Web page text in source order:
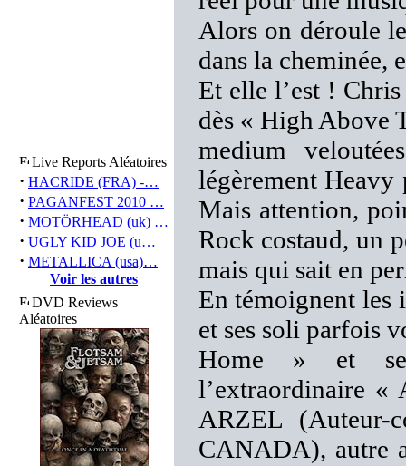
Live Reports Aléatoires
· HACRIDE (FRA) -…
· PAGANFEST 2010 …
· MOTÖRHEAD (uk) …
· UGLY KID JOE (u…
· METALLICA (usa)…
Voir les autres
DVD Reviews
Aléatoires
Alors on déroule
dans la cheminée,
Et elle l’est !
dès « High Above
medium
légèrement Heavy
Mais attention,
Rock costaud, un
mais qui sait en
En témoignent les
et ses soli parfois
Home » et
l’extraordinaire
ARZEL (Auteur-
CANADA), autre